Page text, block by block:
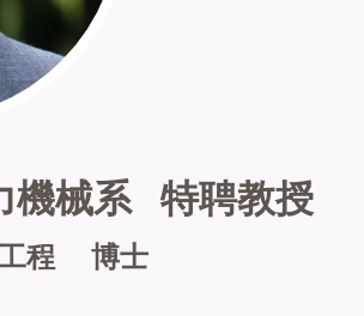
機械系 特聘教授
工程 博士